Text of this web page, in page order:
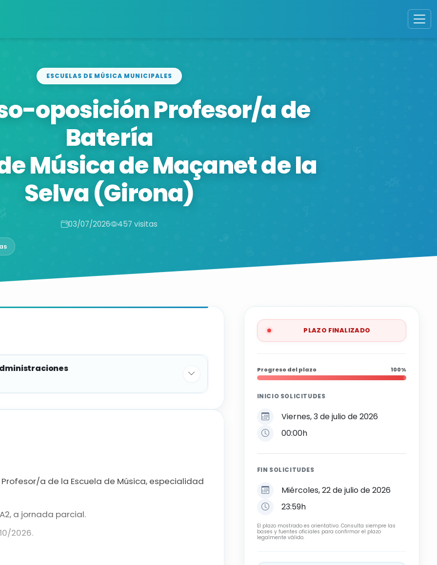
ESCUELAS DE MÚSICA MUNICIPALES
oposición Profesor/a de
Batería
Música de Maçanet de la
Selva (Girona)
03/07/2026 457 visitas
a de la Escuela de Música, especialidad
a jornada parcial.
2026.
PLAZO FINALIZADO
Progreso del plazo 100%
INICIO SOLICITUDES
Viernes, 3 de julio de 2026
00:00h
FIN SOLICITUDES
Miércoles, 22 de julio de 2026
23:59h
El plazo mostrado es orientativo. Consulta siempre las
bases y fuentes oficiales para confirmar el plazo
legalmente válido.